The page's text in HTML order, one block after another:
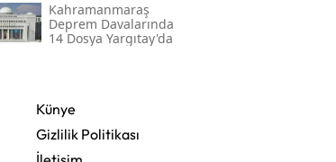
Kahramanmaraş
Deprem Davalarında
14 Dosya Yargıtay'da
Künye
Gizlilik Politikası